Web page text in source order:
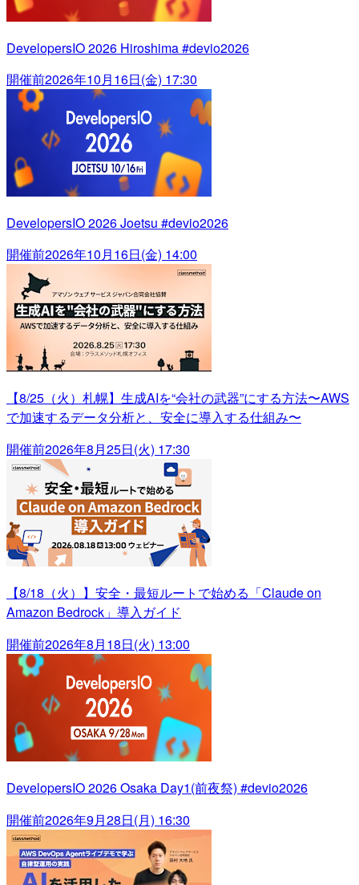
DevelopersIO 2026 Hiroshima #devio2026
開催前2026年10月16日(金) 17:30
DevelopersIO 2026 Joetsu #devio2026
開催前2026年10月16日(金) 14:00
【8/25（火）札幌】生成AIを“会社の武器”にする方法〜AWS
で加速するデータ分析と、安全に導入する仕組み〜
開催前2026年8月25日(火) 17:30
【8/18（火）】安全・最短ルートで始める「Claude on
Amazon Bedrock」導入ガイド
開催前2026年8月18日(火) 13:00
DevelopersIO 2026 Osaka Day1(前夜祭) #devio2026
開催前2026年9月28日(月) 16:30